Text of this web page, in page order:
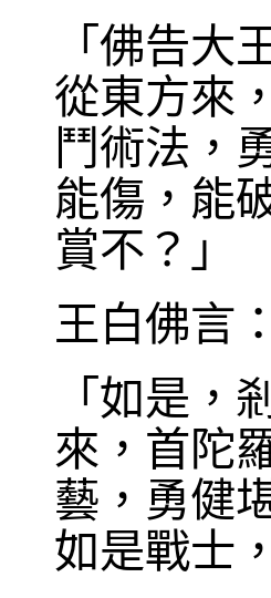
「佛告大
從東方來
鬥術法，
能傷，能
賞不？」
王白佛言
「如是，
來，首陀
藝，勇健
如是戰士